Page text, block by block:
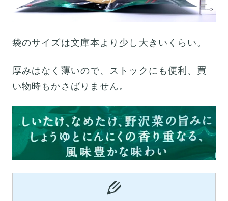
袋のサイズは文庫本より少し大きいくらい。
厚みはなく薄いので、ストックにも便利、買
い物時もかさばりません。